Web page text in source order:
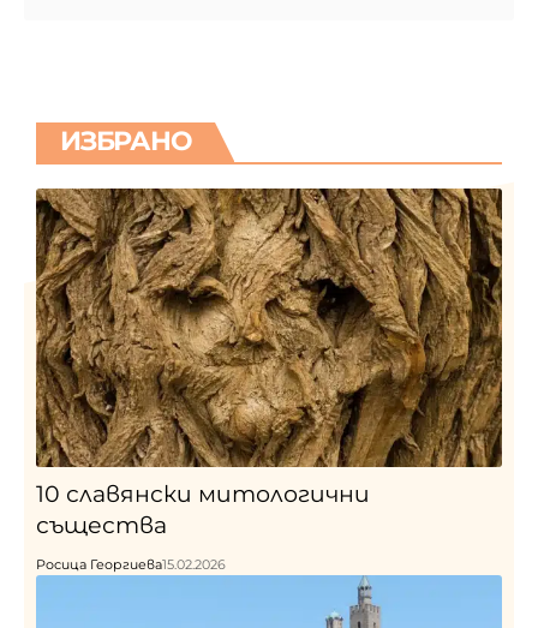
ИЗБРАНО
10 славянски митологични
същества
Росица Георгиева15.02.2026